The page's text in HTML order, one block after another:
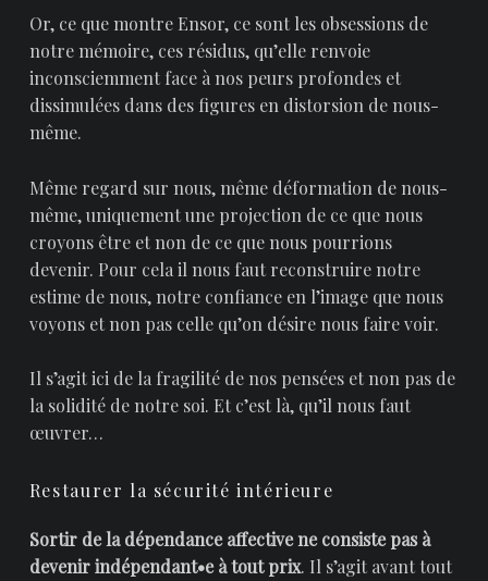
Or, ce que montre Ensor, ce sont les obsessions de
notre mémoire, ces résidus, qu’elle renvoie
inconsciemment face à nos peurs profondes et
dissimulées dans des figures en distorsion de nous-
même.
Même regard sur nous, même déformation de nous-
même, uniquement une projection de ce que nous
croyons être et non de ce que nous pourrions
devenir. Pour cela il nous faut reconstruire notre
estime de nous, notre confiance en l’image que nous
voyons et non pas celle qu’on désire nous faire voir.
Il s’agit ici de la fragilité de nos pensées et non pas de
la solidité de notre soi. Et c’est là, qu’il nous faut
œuvrer…
Restaurer la sécurité intérieure
Sortir de la dépendance affective ne consiste pas à
devenir indépendant•e à tout prix. Il s’agit avant tout